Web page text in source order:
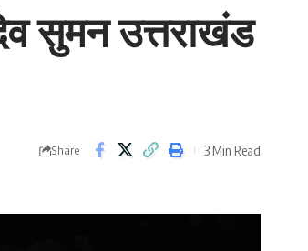
सुमन उत्तराखंड
Share 3 Min Read